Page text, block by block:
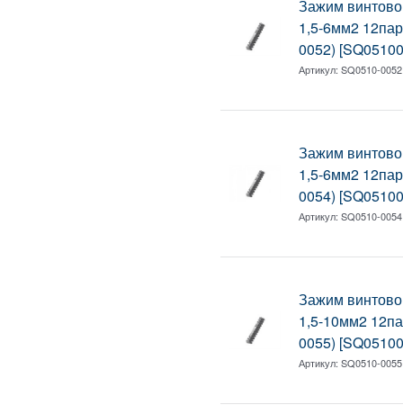
Зажим
1,5-6мм2
0052)
Артикул:SQ0510-0052
Зажим
1,5-6мм2
0054)
Артикул:SQ0510-0054
Зажим
1,5-10мм2
0055)
Артикул:SQ0510-0055